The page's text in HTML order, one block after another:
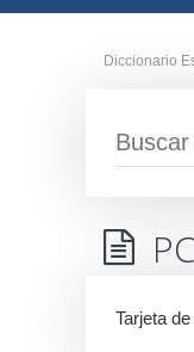
Diccionario
Tarjeta